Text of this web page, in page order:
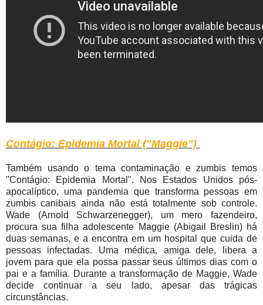
Contágio: Epidemia Mortal ("Maggie")
Também usando o tema contaminação e zumbis temos
"Contágio: Epidemia Mortal". Nos Estados Unidos pós-
apocalíptico, uma pandemia que transforma pessoas em
zumbis canibais ainda não está totalmente sob controle.
Wade (Arnold Schwarzenegger), um mero fazendeiro,
procura sua filha adolescente Maggie (Abigail Breslin) há
duas semanas, e a encontra em um hospital que cuida de
pessoas infectadas. Uma médica, amiga dele, libera a
jovem para que ela possa passar seus últimos dias com o
pai e a família. Durante a transformação de Maggie, Wade
decide continuar a seu lado, apesar das trágicas
circunstâncias.